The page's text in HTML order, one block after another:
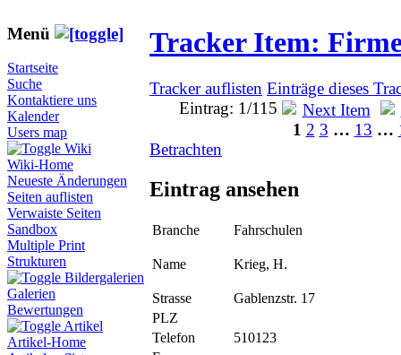
Menü
Startseite
Suche
Kontaktiere uns
Kalender
Users map
Wiki
Wiki-Home
Neueste Änderungen
Seiten auflisten
Verwaiste Seiten
Sandbox
Multiple Print
Strukturen
Bildergalerien
Galerien
Bewertungen
Artikel
Artikel-Home
Tracker Item:
Tracker auflisten Einträge dieses
Eintrag: 1/115
1 2 3 … 13 …
Betrachten
Eintrag ansehen
Branche Fahrschulen
Name Krieg, H.
Strasse
Gablenzstr. 17
PLZ
Telefon
510123